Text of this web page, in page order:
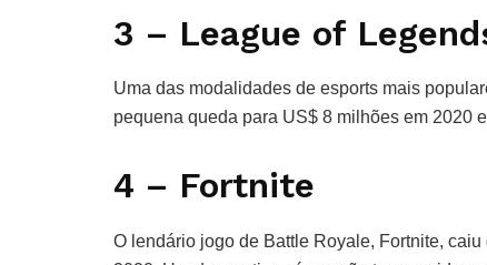
3 – League of
Uma das modalidades de esports mais
pequena queda para US$ 8 milhões em 2020
4 – Fortnite
O lendário jogo de Battle Royale, Fortnite,